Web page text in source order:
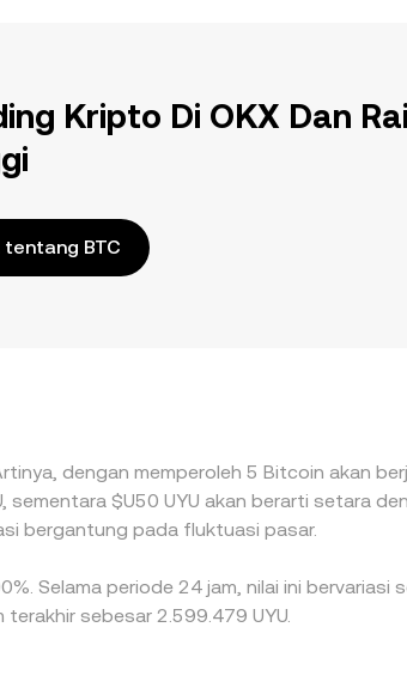
Kripto Di OKX Dan
BTC
dengan memperoleh 5 Bitcoin akan
$U50 UYU akan berarti setara
bergantung pada fluktuasi pasar.
Selama periode 24 jam, nilai ini
sebesar 2.599.479 UYU.